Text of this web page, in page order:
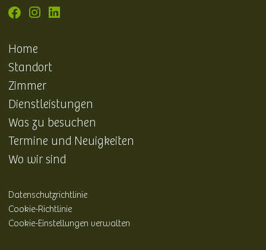
Home
Standort
Zimmer
Dienstleistungen
Was zu besuchen
Termine und Neuigkeiten
Wo wir sind
Datenschutzrichtlinie
Cookie-Richtlinie
Cookie-Einstellungen verwalten